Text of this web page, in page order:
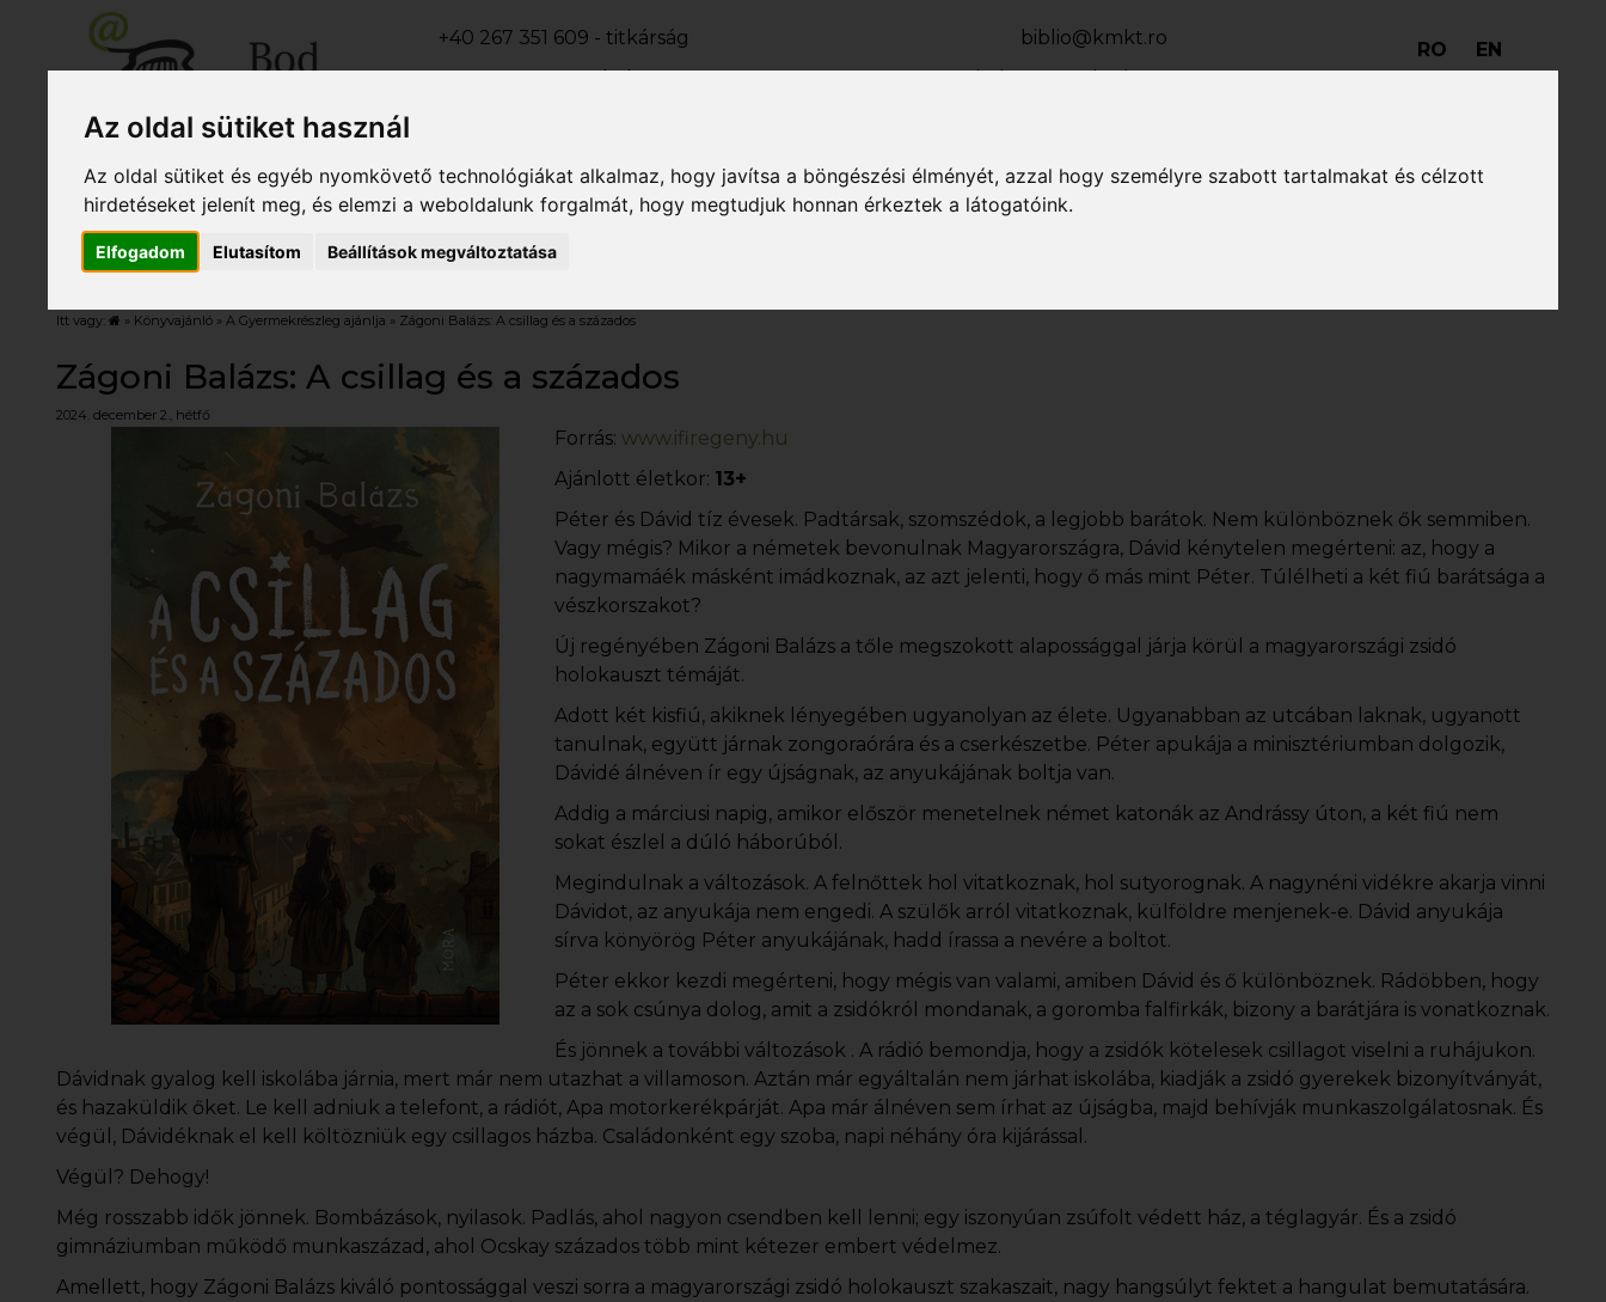
Az oldal sütiket használ
Az oldal sütiket és egyéb nyomkövető technológiákat alkalmaz, hogy javítsa a böngészési élményét, azzal hogy személyre szabott tartalmakat és célzott
hirdetéseket jelenít meg, és elemzi a weboldalunk forgalmát, hogy megtudjuk honnan érkeztek a látogatóink.
Elfogadom Elutasítom Beállítások megváltoztatása
+40 267 351 609 - titkárság
biblio@kmkt.ro
+40 267 312 133 - kölcsönző
kolcsonzo@kmkt.ro
OLVASÓI FIÓK
RO EN
Rólunk Szolgáltatások Hírek Könyvajánló
Itt vagy: » Könyvajánló » A Gyermekrészleg ajánlja » Zágoni Balázs: A csillag és a százados
Zágoni Balázs: A csillag és a százados
2024. december 2., hétfő
Forrás: www.ifiregeny.hu
Ajánlott életkor: 13+
Péter és Dávid tíz évesek. Padtársak, szomszédok, a legjobb barátok. Nem különböznek ők semmiben.
Vagy mégis? Mikor a németek bevonulnak Magyarországra, Dávid kénytelen megérteni: az, hogy a
nagymamáék másként imádkoznak, az azt jelenti, hogy ő más mint Péter. Túlélheti a két fiú barátsága a
vészkorszakot?
Új regényében Zágoni Balázs a tőle megszokott alapossággal járja körül a magyarországi zsidó
holokauszt témáját.
Adott két kisfiú, akiknek lényegében ugyanolyan az élete. Ugyanabban az utcában laknak, ugyanott
tanulnak, együtt járnak zongoraórára és a cserkészetbe. Péter apukája a minisztériumban dolgozik,
Dávidé álnéven ír egy újságnak, az anyukájának boltja van.
Addig a márciusi napig, amikor először menetelnek német katonák az Andrássy úton, a két fiú nem
sokat észlel a dúló háborúból.
Megindulnak a változások. A felnőttek hol vitatkoznak, hol sutyorognak. A nagynéni vidékre akarja vinni
Dávidot, az anyukája nem engedi. A szülők arról vitatkoznak, külföldre menjenek-e. Dávid anyukája
sírva könyörög Péter anyukájának, hadd írassa a nevére a boltot.
Péter ekkor kezdi megérteni, hogy mégis van valami, amiben Dávid és ő különböznek. Rádöbben, hogy
az a sok csúnya dolog, amit a zsidókról mondanak, a goromba falfirkák, bizony a barátjára is vonatkoznak.
És jönnek a további változások . A rádió bemondja, hogy a zsidók kötelesek csillagot viselni a ruhájukon.
Dávidnak gyalog kell iskolába járnia, mert már nem utazhat a villamoson. Aztán már egyáltalán nem járhat iskolába, kiadják a zsidó gyerekek bizonyítványát,
és hazaküldik őket. Le kell adniuk a telefont, a rádiót, Apa motorkerékpárját. Apa már álnéven sem írhat az újságba, majd behívják munkaszolgálatosnak. És
végül, Dávidéknak el kell költözniük egy csillagos házba. Családonként egy szoba, napi néhány óra kijárással.
Végül? Dehogy!
Még rosszabb idők jönnek. Bombázások, nyilasok. Padlás, ahol nagyon csendben kell lenni; egy iszonyúan zsúfolt védett ház, a téglagyár. És a zsidó
gimnáziumban működő munkaszázad, ahol Ocskay százados több mint kétezer embert védelmez.
Amellett, hogy Zágoni Balázs kiváló pontossággal veszi sorra a magyarországi zsidó holokauszt szakaszait, nagy hangsúlyt fektet a hangulat bemutatására.